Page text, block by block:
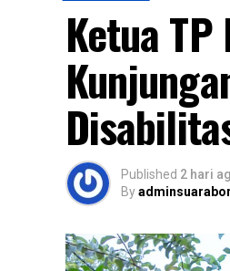
Ketua TP
Published 2 hari
By